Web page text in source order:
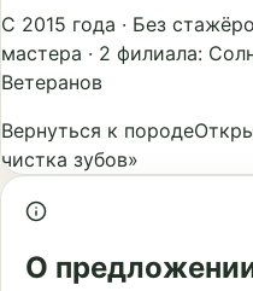
С 2015 года · Без
мастера · 2 филиала:
Ветеранов
Вернуться к породе
чистка зубов»
О